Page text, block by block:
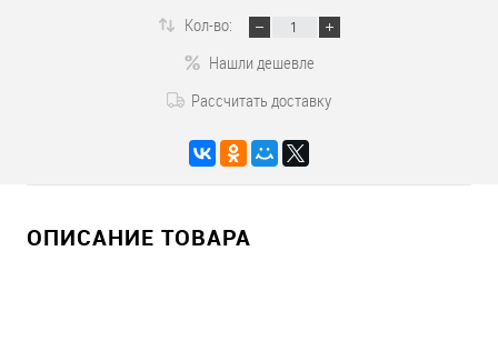
Кол-во:
Нашли дешевле
Рассчитать доставку
ОПИСАНИЕ ТОВАРА